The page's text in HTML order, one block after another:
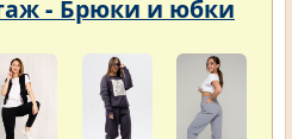
- Брюки и юбки